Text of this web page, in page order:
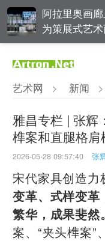
阿拉里奥画
为策展式艺
科带来齐白石
OCAT上海馆
态的十年
艺术网 > 新闻 >
雅昌专栏 | 张辉
榫案和直腿格
2026-05-28 09:57:40 张
宋代家具创造
变革、式样变革
繁华，成果斐然。
案、“夹头榫案”